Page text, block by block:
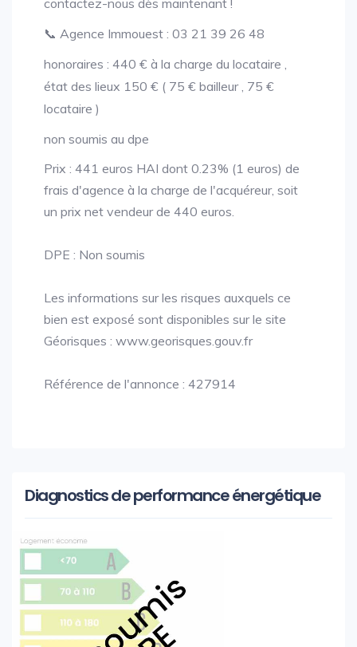
contactez-nous dès maintenant !
📞 Agence Immouest : 03 21 39 26 48
honoraires : 440 € à la charge du locataire ,
état des lieux 150 € ( 75 € bailleur , 75 €
locataire )
non soumis au dpe
Prix : 441 euros HAI dont 0.23% (1 euros) de
frais d'agence à la charge de l'acquéreur, soit
un prix net vendeur de 440 euros.
DPE : Non soumis
Les informations sur les risques auxquels ce
bien est exposé sont disponibles sur le site
Géorisques : www.georisques.gouv.fr
Référence de l'annonce : 427914
Diagnostics de performance énergétique